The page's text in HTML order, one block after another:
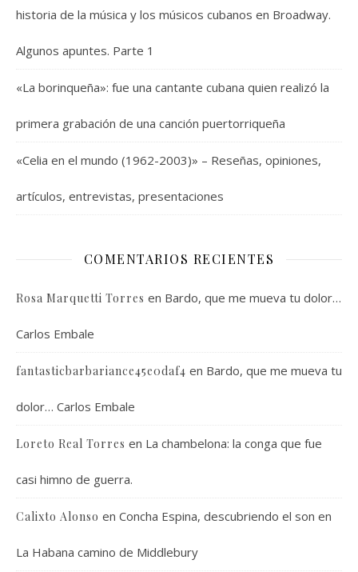
historia de la música y los músicos cubanos en Broadway.
Algunos apuntes. Parte 1
«La borinqueña»: fue una cantante cubana quien realizó la
primera grabación de una canción puertorriqueña
«Celia en el mundo (1962-2003)» – Reseñas, opiniones,
artículos, entrevistas, presentaciones
COMENTARIOS RECIENTES
Rosa Marquetti Torres en Bardo, que me mueva tu dolor…
Carlos Embale
fantasticbarbariance45e0daf4 en Bardo, que me mueva tu
dolor… Carlos Embale
Loreto Real Torres en La chambelona: la conga que fue
casi himno de guerra.
Calixto Alonso en Concha Espina, descubriendo el son en
La Habana camino de Middlebury